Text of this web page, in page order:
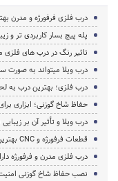
درب فلزی فرفورژه و مدرن
پله پیچ بسار کاربردی تر و
تاثیر رنگ در درب های
درب ویلا میتواند به صورت
درب فلزی؛ بهترین درب به
حفاظ شاخ گوزنی؛ ابزاری
درب ویلا و تأثیر آن بر زیبایی
قطعات فرفورژه و CNC بهترین گزینه برای ساخت درب ویلا محسوب میشوند.
درب فلزی مدرن و فرفورژه
نصب حفاظ شاخ گوزنی